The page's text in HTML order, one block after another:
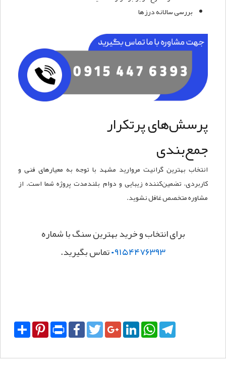
بررسی سالانه درزها
پرسش‌های پرتکرار
جمع‌بندی
انتخاب بهترین گرانیت مروارید مشهد با توجه به معیارهای فنی و
کاربردی، تضمین‌کننده زیبایی و دوام بلندمدت پروژه شما است. از
مشاوره متخصص غافل نشوید.
برای انتخاب و خرید بهترین سنگ با شماره
۰۹۱۵۴۴۷۶۳۹۳تماس بگیرید.
Share PinterestPrint FacebookTwitterGoogle+LinkedInWhatsApp